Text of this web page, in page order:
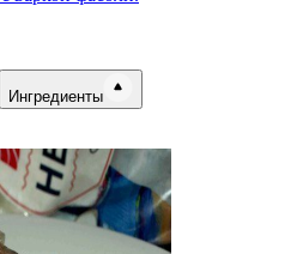
Ингредиенты